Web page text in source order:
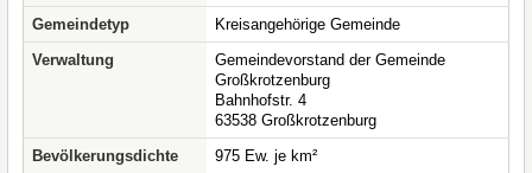
Gemeindetyp
Kreisangehörige Gemeinde
Verwaltung
Gemeindevorstand der Gemeinde
Großkrotzenburg
Bahnhofstr. 4
63538 Großkrotzenburg
Bevölkerungsdichte
975 Ew. je km²